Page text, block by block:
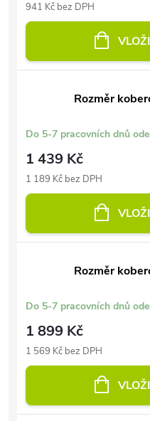
941 Kč bez DPH
Rozměr
Do 5-7 pracovních dnů
1 439 Kč
1 189 Kč bez DPH
Rozměr
Do 5-7 pracovních dnů
1 899 Kč
1 569 Kč bez DPH